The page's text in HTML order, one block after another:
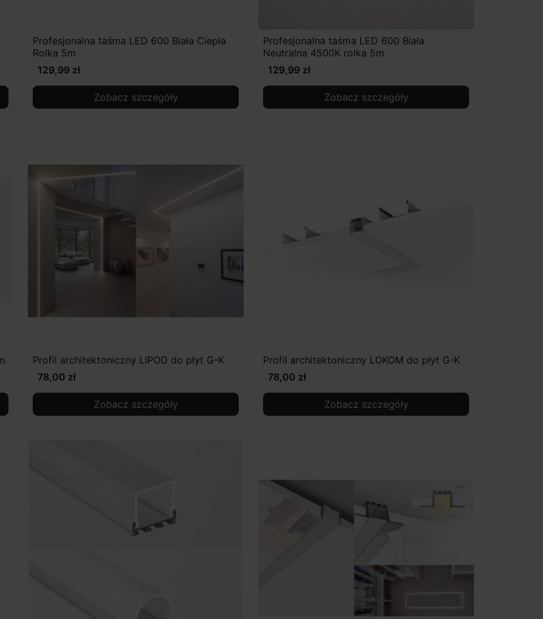
Profesjonalna taśma LED 600 Biała Ciepła
Rolka 5m
129,99 zł
Zobacz szczegóły
Profesjonalna taśma LED 600 Biała
Neutralna 4500K rolka 5m
129,99 zł
Zobacz szczegóły
Profil architektoniczny LIPOD do płyt G-K
78,00 zł
Zobacz szczegóły
Profil architektoniczny LOKOM do płyt G-K
78,00 zł
Zobacz szczegóły